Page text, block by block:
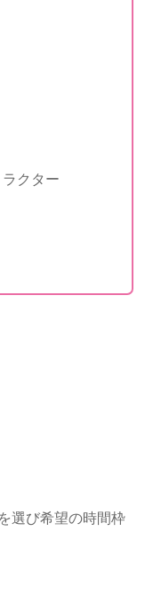
クター
選び希望の時間枠